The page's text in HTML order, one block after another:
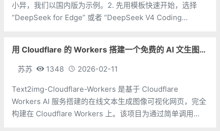
小异，我们以国内版为示例。2. 先用模板快速开始，选择
“DeepSeek for Edge” 或者 “DeepSeek V4 Coding
用 Cloudflare 的 Workers 搭建一个免费的 AI 文生图服务吧
苏苏 1348 2026-02-11
Text2img-Cloudflare-Workers 是基于 Cloudflare
Workers AI 服务搭建的在线文本生成图像可视化网页，完全
构建在 Cloudflare Workers 上。该项目为通过简单调用